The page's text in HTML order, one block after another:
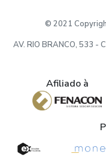
© 2021
AV. RIO BRANCO, 533 -
Afiliado à